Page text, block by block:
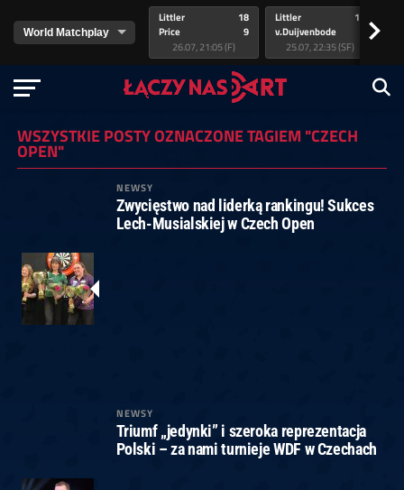
Littler
Price
18
9
26.07, 21:05 (F)
Littler
v.Duijvenbode
17
25.07, 22:35 (SF)
>
WSZYSTKIE POSTY OZNACZONE TAGIEM "CZECH
OPEN"
NEWSY
Zwycięstwo nad liderką rankingu! Sukces
Lech-Musialskiej w Czech Open
NEWSY
Triumf „jedynki” i szeroka reprezentacja
Polski – za nami turnieje WDF w Czechach